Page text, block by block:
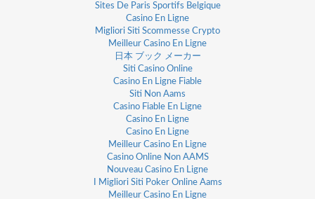
Sites De Paris Sportifs Belgique
Casino En Ligne
Migliori Siti Scommesse Crypto
Meilleur Casino En Ligne
日本 ブック メーカー
Siti Casino Online
Casino En Ligne Fiable
Siti Non Aams
Casino Fiable En Ligne
Casino En Ligne
Casino En Ligne
Meilleur Casino En Ligne
Casino Online Non AAMS
Nouveau Casino En Ligne
I Migliori Siti Poker Online Aams
Meilleur Casino En Ligne